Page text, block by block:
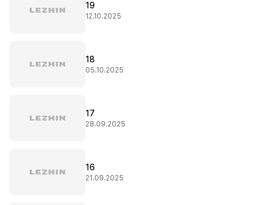
19
12.10.2025
18
05.10.2025
17
28.09.2025
16
21.09.2025